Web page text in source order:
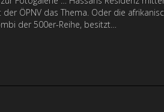
ÖPNV das Thema. Oder die
der 500er-Reihe, besitzt…